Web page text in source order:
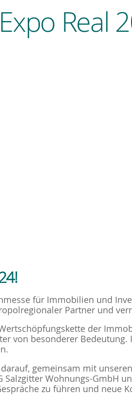
Expo Real
für Immobilien und
Partner und
der
von besonderer
gemeinsam mit
Wohnungs-GmbH
zu führen und neue